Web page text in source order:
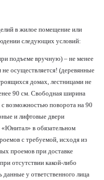
в жилое помещение или
следующих условий:
подъеме вручную) – не менее
осуществляется! (деревянные
домах, лестницами не
90 см. Свободная ширина
возможностью поворота на 90
и лифтовые двери
в обязательном
с требуемой, исходя из
проемов при доставке
отсутствии какой-либо
у ответственного лица